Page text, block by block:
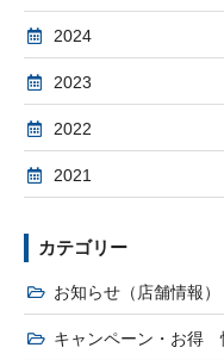
2024
2023
2022
2021
カテゴリー
お知らせ（店舗情報）
キャンペーン・お得